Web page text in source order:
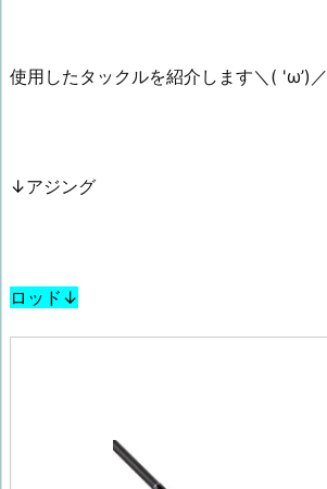
使用したタックルを紹介します＼( 'ω’)／
↓アジング
ロッド↓